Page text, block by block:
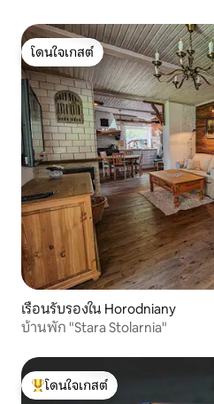
โดนใจเกสต์
โดนใจเกสต์
เรือนรับรองใน Horodniany
บ้านพัก "Stara Stolarnia"
โดนใจเกสต์ที่สุด
โดนใจเกสต์